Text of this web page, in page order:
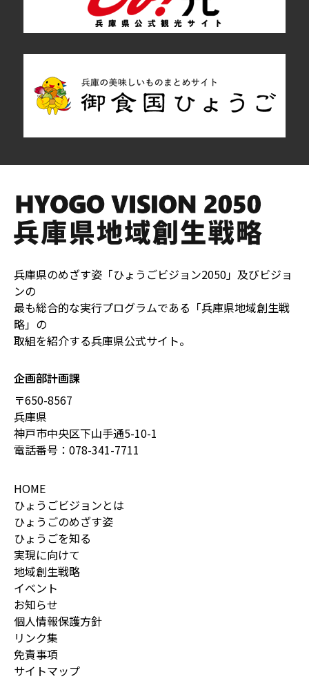
兵庫県のめざす姿「ひょうごビジョン2050」及びビジョ
ンの
最も総合的な実行プログラムである「兵庫県地域創生戦
略」の
取組を紹介する兵庫県公式サイト。
企画部計画課
〒650-8567
兵庫県
神戸市中央区下山手通5-10-1
電話番号： 078-341-7711
HOME
ひょうごビジョンとは
ひょうごのめざす姿
ひょうごを知る
実現に向けて
地域創生戦略
イベント
お知らせ
個人情報保護方針
リンク集
免責事項
サイトマップ